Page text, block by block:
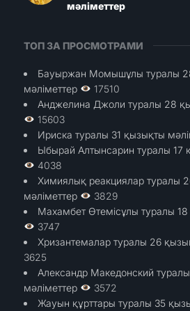
мәліметтер
ТОП ЗА ПРОСМОТРАМИ
Бауыржан Момышұлы туралы
мәліметтер
17510
Анджелина Джоли туралы 28
15603
Ириска туралы 31 қызықты
Ыбырай Алтынсарин туралы 17
4038
Химиялық реакциялар туралы
мәліметтер
3829
Махамбет Өтемісұлы туралы
3747
Хризантемалар туралы 26
3625
Александр Македонский
мәліметтер
3572
Жауын құрттары туралы 35